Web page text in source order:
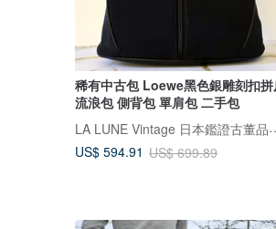
稀有中古包 Loewe黑色銀雕刻扣
流浪包 側背包 單肩包 二手包
LA LUNE
US$ 594.91 US$ 699.89